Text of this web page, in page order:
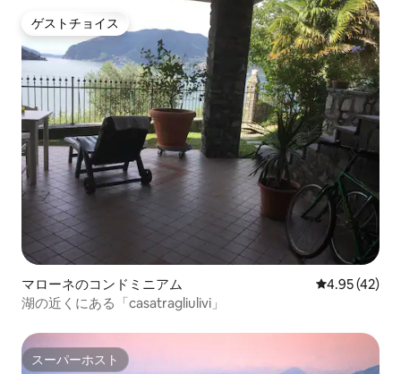
ゲストチョイス
ゲストチョイス
マローネのコンドミニアム レビュー42
4.95 (42)
湖の近くにある「casatragliulivi」
スーパーホスト
スーパーホスト